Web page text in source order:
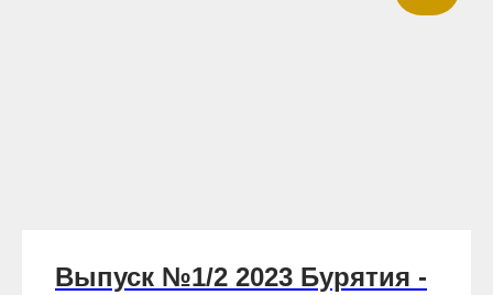
Выпуск №1/2 2023 Бурятия -